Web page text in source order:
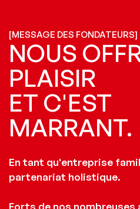
[MESSAGE DES FONDATEURS]
NOUS
PLAISIR
ET C'EST
MARRANT.
En tant qu'entreprise
partenariat holistique.
Forts de nos nombreuses